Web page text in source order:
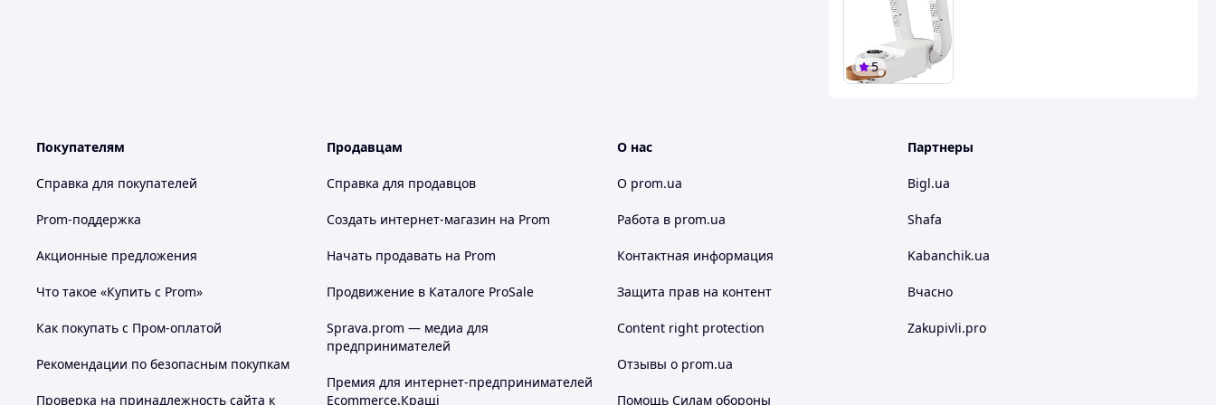
5
Покупателям
Справка для покупателей
Prom-поддержка
Акционные предложения
Что такое «Купить с Prom»
Как покупать с Пром-оплатой
Рекомендации по безопасным покупкам
Проверка на принадлежность сайта к
Продавцам
Справка для продавцов
Создать интернет-магазин на Prom
Начать продавать на Prom
Продвижение в Каталоге ProSale
Sprava.prom — медиа для
предпринимателей
Премия для интернет-предпринимателей
Ecommerce.Кращі
О нас
О prom.ua
Работа в prom.ua
Контактная информация
Защита прав на контент
Content right protection
Отзывы о prom.ua
Помощь Силам обороны
Партнеры
Bigl.ua
Shafa
Kabanchik.ua
Вчасно
Zakupivli.pro